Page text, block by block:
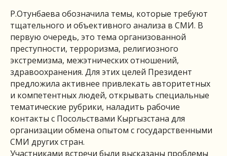
Р.Отунбаева обозначила темы, которые требуют
тщательного и объективного анализа в СМИ. В
первую очередь, это тема организованной
преступности, терроризма, религиозного
экстремизма, межэтнических отношений,
здравоохранения. Для этих целей Президент
предложила активнее привлекать авторитетных
и компетентных людей, открывать специальные
тематические рубрики, наладить рабочие
контакты с Посольствами Кыргызстана для
организации обмена опытом с государственными
СМИ других стран.
Участниками встречи были высказаны проблемы